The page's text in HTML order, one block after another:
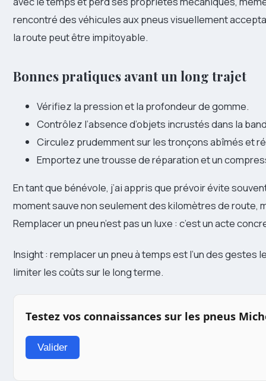
rencontré des véhicules aux pneus visuellement
la route peut être impitoyable.
Bonnes pratiques avant un long trajet
Vérifiez la pression et la profondeur de gomme.
Contrôlez l’absence d’objets incrustés dans la
Circulez prudemment sur les tronçons abîmés et
Emportez une trousse de réparation et un
En tant que bénévole, j’ai appris que prévoir évite
moment sauve non seulement des kilomètres de route,
Remplacer un pneu n’est pas un luxe : c’est un acte
Insight : remplacer un pneu à temps est l’un des
limiter les coûts sur le long terme.
Testez vos connaissances sur les pneus
Valider